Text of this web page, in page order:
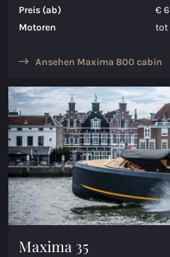
Preis (ab)
€
Motoren
tot
Ansehen Maxima 800 cabin
Maxima 35